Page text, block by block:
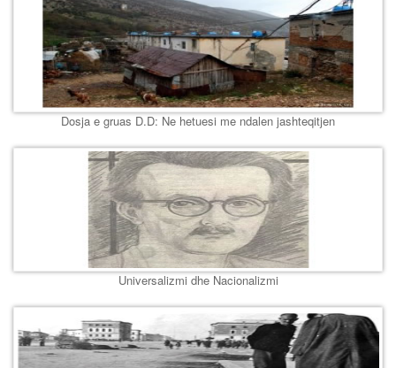
Dosja e gruas D.D: Ne hetuesi me ndalen jashteqitjen
Universalizmi dhe Nacionalizmi